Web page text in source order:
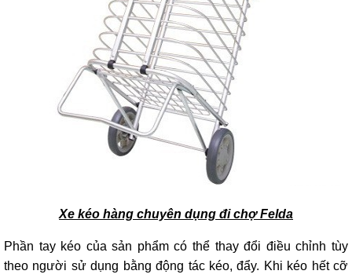
Xe kéo hàng chuyên dụng đi chợ Felda
Phần tay kéo của sản phẩm có thể thay đổi điều chỉnh tùy
theo người sử dụng bằng động tác kéo, đẩy. Khi kéo hết cỡ